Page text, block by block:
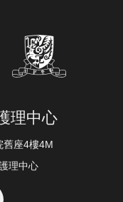
理中心
舊座4樓4M
理中心